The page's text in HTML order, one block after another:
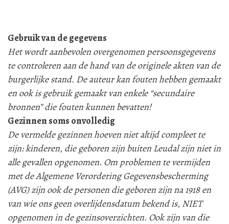
Gebruik van de gegevens
Het wordt aanbevolen overgenomen persoonsgegevens
te controleren aan de hand van de originele akten van de
burgerlijke stand. De auteur kan fouten hebben gemaakt
en ook is gebruik gemaakt van enkele “secundaire
bronnen” die fouten kunnen bevatten!
Gezinnen soms onvolledig
De vermelde gezinnen hoeven niet altijd compleet te
zijn: kinderen, die geboren zijn buiten Leudal zijn niet in
alle gevallen opgenomen. Om problemen te vermijden
met de Algemene Verordering Gegevensbescherming
(AVG) zijn ook de personen die geboren zijn na 1918 en
van wie ons geen overlijdensdatum bekend is, NIET
opgenomen in de gezinsoverzichten. Ook zijn van die